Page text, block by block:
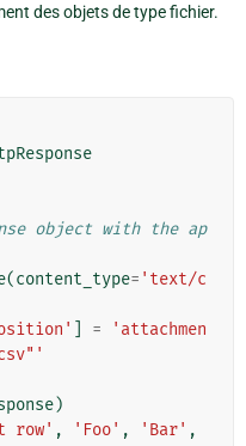
des objets de type fichier.
object with the ap
(content_type= 'text/c
=
'attachmen
)
row' , 'Foo' , 'Bar' ,